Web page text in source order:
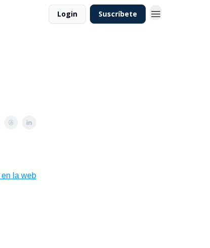
Login Suscríbete
en la web